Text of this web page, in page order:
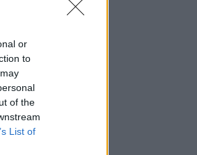
or
to
of the
List of